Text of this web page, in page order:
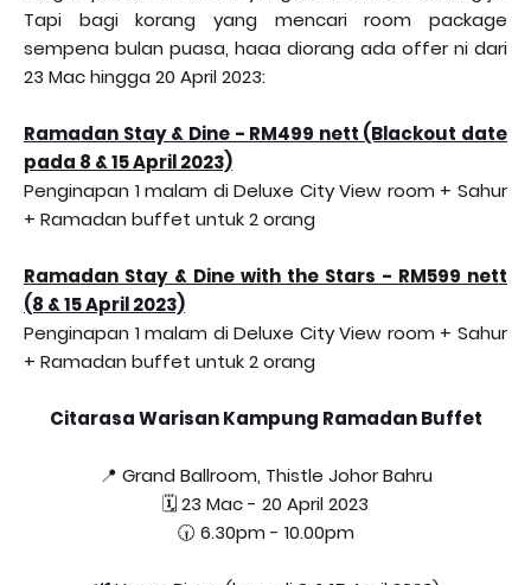
Tapi bagi korang yang mencari room package
sempena bulan puasa, haaa diorang ada offer ni dari
23 Mac hingga 20 April 2023:
Ramadan Stay & Dine - RM499 nett (Blackout date
pada 8 & 15 April 2023)
Penginapan 1 malam di Deluxe City View room + Sahur
+ Ramadan buffet untuk 2 orang
Ramadan Stay & Dine with the Stars - RM599 nett
(8 & 15 April 2023)
Penginapan 1 malam di Deluxe City View room + Sahur
+ Ramadan buffet untuk 2 orang
Citarasa Warisan Kampung Ramadan Buffet
📍 Grand Ballroom, Thistle Johor Bahru
🗓️ 23 Mac - 20 April 2023
🕡 6.30pm - 10.00pm